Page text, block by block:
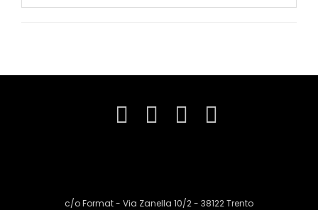
c/o Format - Via Zanella 10/2 - 38122 Trento